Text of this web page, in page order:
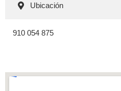
Ubicación
910 054 875